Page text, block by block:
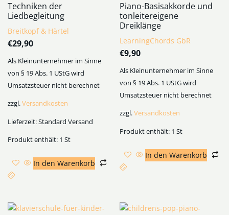
Techniken der
Liedbegleitung
Breitkopf & Härtel
€29,90
Als Kleinunternehmer im Sinne
von § 19 Abs. 1 UStG wird
Umsatzsteuer nicht berechnet
zzgl.Versandkosten
Lieferzeit:Standard Versand
Produkt enthält: 1 St
In den Warenkorb
Piano-Basisakkorde und
tonleitereigene
Dreiklänge
LearningChords GbR
€9,90
Als Kleinunternehmer im Sinne
von § 19 Abs. 1 UStG wird
Umsatzsteuer nicht berechnet
zzgl.Versandkosten
Produkt enthält: 1 St
In den Warenkorb